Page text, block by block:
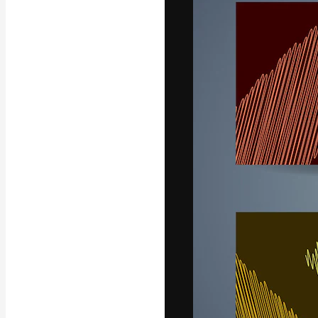
La
migliori lavori.
creativi,
Italiano
Copyright © 2010-